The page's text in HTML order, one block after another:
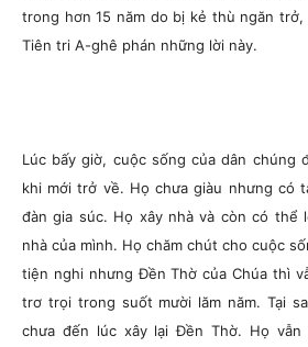
trong hơn 15 năm do bị kẻ thù ngăn trở,
Tiên tri A-ghê phán những lời này.
Lúc bấy giờ, cuộc sống của dân chúng
khi mới trở về. Họ chưa giàu nhưng có
đàn gia súc. Họ xây nhà và còn có thể
nhà của mình. Họ chăm chút cho cuộc
tiện nghi nhưng Đền Thờ của Chúa thì
trơ trọi trong suốt mười lăm năm. Tại
chưa đến lúc xây lại Đền Thờ. Họ